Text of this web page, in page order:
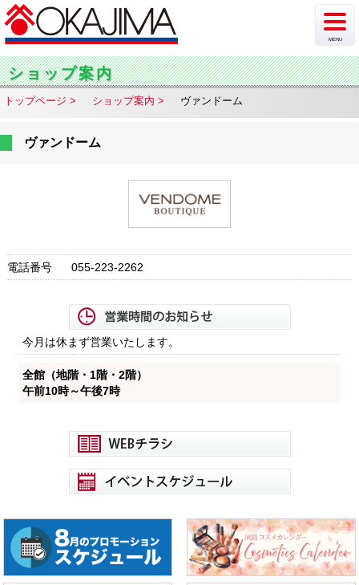
MENU
新着情報
イベント
チラシ・カタログ
駐車場情報
ショップ案内
トップページ ショップ案内 ヴァンドーム
ヴァンドーム
電話番号 055-223-2262
今月は休まず営業いたします。
全館（地階・1階・2階）
午前10時～午後7時